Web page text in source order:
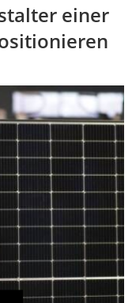
einer